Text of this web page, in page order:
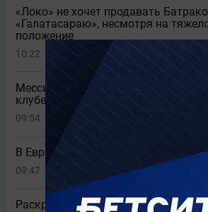
«Локо» не хочет продавать
«Галатасараю», несмотря на
положение
10:22
Месси и Неймар вновь могут
клубе
09:54
В Европе восхищены игрой
09:47
Раскрыт клуб, куда перейдет